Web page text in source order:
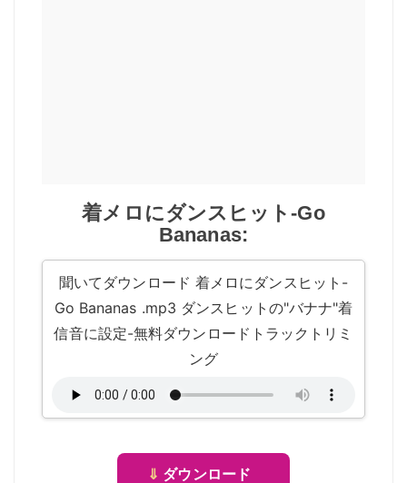
着メロにダンスヒット-Go
Bananas:
聞いてダウンロード 着メロにダンスヒット-
Go Bananas .mp3 ダンスヒットの"バナナ"着
信音に設定-無料ダウンロードトラックトリミ
ング
⇓ ダウンロード